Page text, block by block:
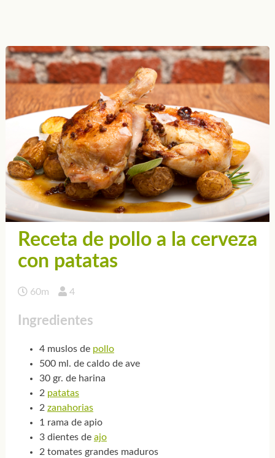
Receta de pollo a la cerveza
con patatas
60m 4
Ingredientes
4 muslos de pollo
500 ml. de caldo de ave
30 gr. de harina
2 patatas
2 zanahorias
1 rama de apio
3 dientes de ajo
2 tomates grandes maduros